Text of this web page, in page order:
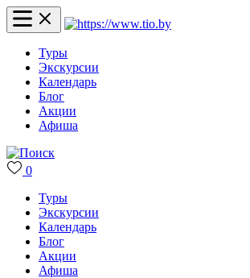
Туры
Экскурсии
Календарь
Блог
Акции
Афиша
0
Туры
Экскурсии
Календарь
Блог
Акции
Афиша